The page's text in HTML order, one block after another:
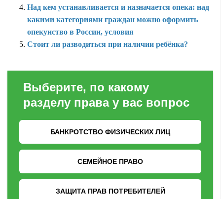
Над кем устанавливается и назначается опека: над
какими категориями граждан можно оформить
опекунство в России, условия
Стоит ли разводиться при наличии ребёнка?